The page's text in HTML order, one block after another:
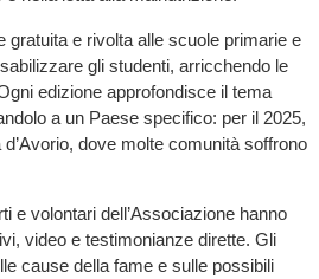
gratuita e rivolta alle scuole primarie e
gli studenti, arricchendo le
edizione approfondisce il tema
a un Paese specifico: per il 2025,
dove molte comunità soffrono
e volontari dell’Associazione hanno
video e testimonianze dirette. Gli
cause della fame e sulle possibili